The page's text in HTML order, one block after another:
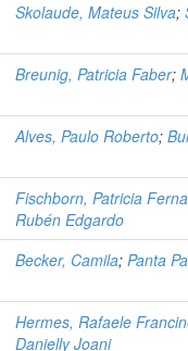
Skolaude, Mateus Silva;
Breunig, Patricia Faber;
Alves, Paulo Roberto;
Fischborn, Patricia
Rubén Edgardo
Becker, Camila; Panta
Hermes, Rafaele
Danielly Joani